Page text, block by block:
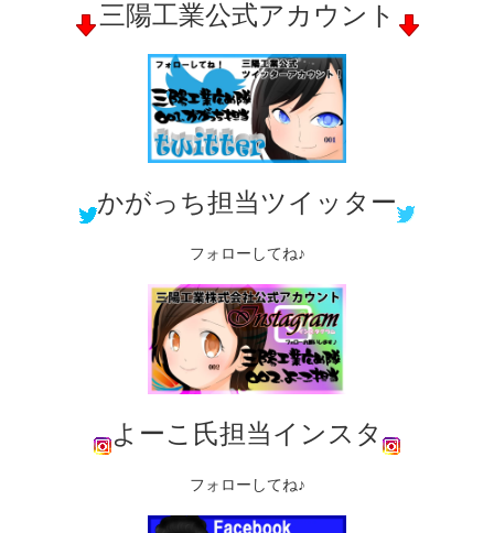
三陽工業公式アカウント
かがっち担当ツイッター
フォローしてね♪
よーこ氏担当インスタ
フォローしてね♪